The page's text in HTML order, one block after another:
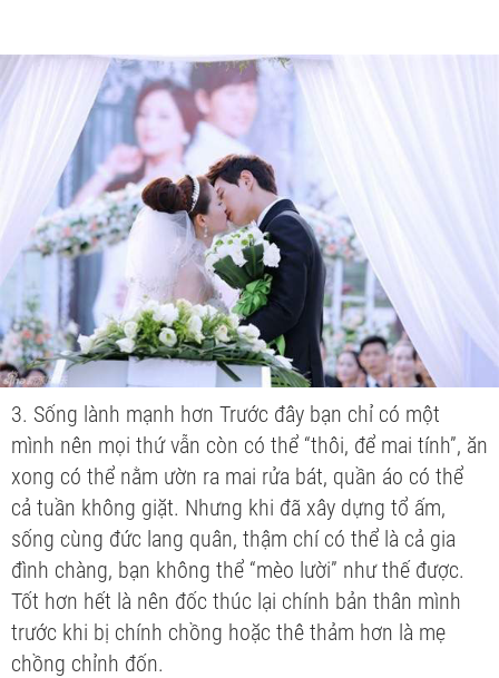
3. Sống lành mạnh hơn Trước đây bạn chỉ có một
mình nên mọi thứ vẫn còn có thể “thôi, để mai tính”, ăn
xong có thể nằm ườn ra mai rửa bát, quần áo có thể
cả tuần không giặt. Nhưng khi đã xây dựng tổ ấm,
sống cùng đức lang quân, thậm chí có thể là cả gia
đình chàng, bạn không thể “mèo lười” như thế được.
Tốt hơn hết là nên đốc thúc lại chính bản thân mình
trước khi bị chính chồng hoặc thê thảm hơn là mẹ
chồng chỉnh đốn.